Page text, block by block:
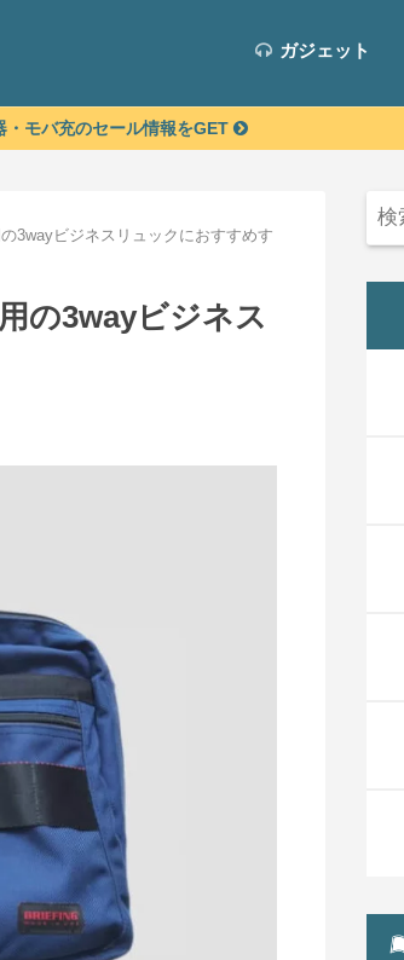
ガジェット
・モバ充のセール情報をGET
3wayビジネスリュックにおすすめす
の3wayビジネス